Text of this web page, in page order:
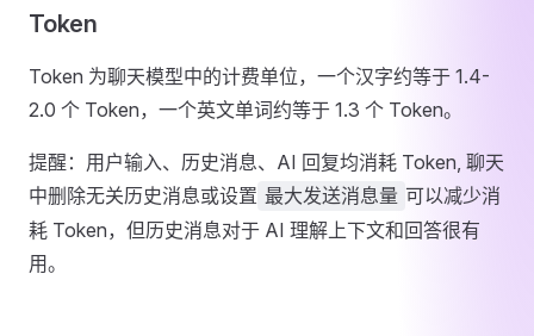
Token
Token 为聊天模型中的计费单位，一个汉字约等于 1.4-
2.0 个 Token，一个英文单词约等于 1.3 个 Token。
提醒：用户输入、历史消息、AI 回复均消耗 Token, 聊天
中删除无关历史消息或设置 最大发送消息量 可以减少消
耗 Token，但历史消息对于 AI 理解上下文和回答很有
用。